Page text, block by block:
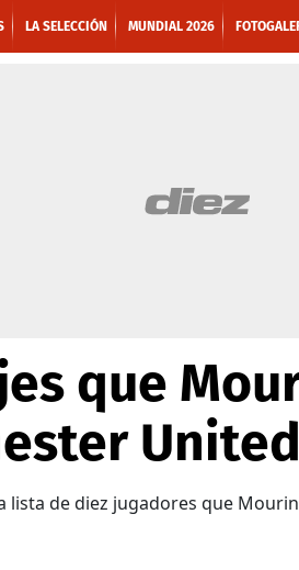
LA SELECCIÓN MUNDIAL 2026
que
United
lista de diez jugadores que